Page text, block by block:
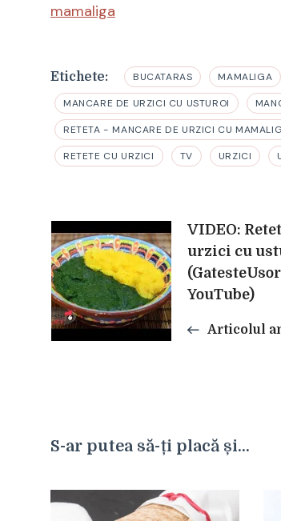
mamaliga
Etichete: BUCATARAS MAMALIGA
MANCARE DE URZICI CU USTUROI
RETETA - MANCARE DE URZICI CU
RETETE CU URZICI TV URZICI
Navigare
în
articole
VIDEO:
urzici cu
YouTube)
Articolul
S-ar putea să-ți placă și...